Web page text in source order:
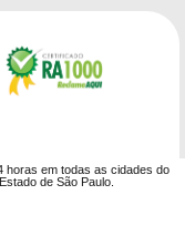
horas em todas as cidades do
Estado de São Paulo.